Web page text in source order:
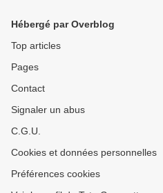
Hébergé par Overblog
Top articles
Pages
Contact
Signaler un abus
C.G.U.
Cookies et données personnelles
Préférences cookies